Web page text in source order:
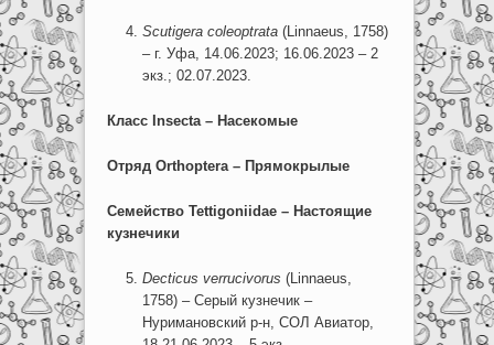
Scutigera coleoptrata (Linnaeus, 1758)
– г. Уфа, 14.06.2023; 16.06.2023 – 2
экз.; 02.07.2023.
Класс Insecta – Насекомые
Отряд Orthoptera – Прямокрылые
Семейство Tettigoniidae – Настоящие
кузнечики
Decticus verrucivorus(Linnaeus,
1758) – Серый кузнечик –
Нуримановский р-н, СОЛ Авиатор,